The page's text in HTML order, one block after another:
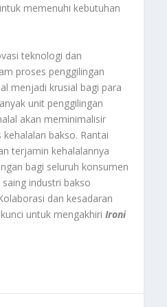
memenuhi kebutuhan
teknologi dan
proses penggilingan
menjadi krusial bagi para
unit penggilingan
akan meminimalisir
bakso. Rantai
terjamin kehalalannya
bagi seluruh konsumen
industri bakso
dan kesadaran
untuk mengakhiri Ironi